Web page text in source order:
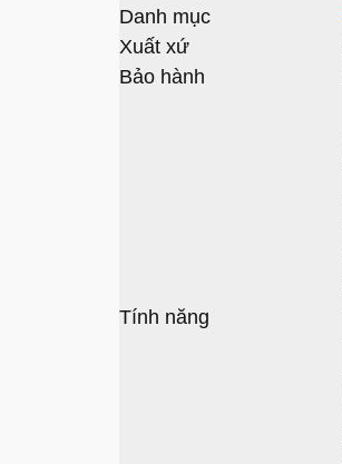
Danh mục
Xuất xứ
Bảo hành
Tính năng